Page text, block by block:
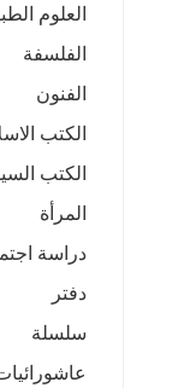
العلوم
الفلسفة
الفنون
الكتب
الكتب
المرأة
دراسة
دفتر
سلسلة